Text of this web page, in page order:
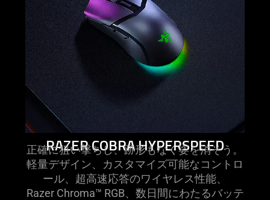
RAZER COBRA HYPERSPEED
正確に狙い撃ちし、跡形もなく姿を消そう。
軽量デザイン、カスタマイズ可能なコントロ
ール、超高速応答のワイヤレス性能、
Razer Chroma™ RGB、数日間にわたるバッテ